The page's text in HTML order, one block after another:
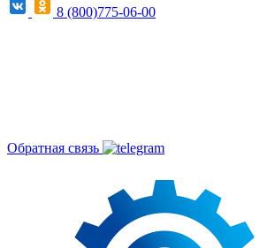
8 (800)775-06-00
Обратная связь